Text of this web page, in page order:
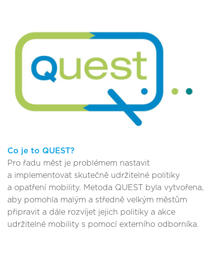
Co je to QUEST?
Pro řadu měst je problémem nastavit
a implementovat skutečně udržitelné politiky
a opatření mobility. Metoda QUEST byla vytvořena,
aby pomohla malým a středně velkým městům
připravit a dále rozvíjet jejich politiky a akce
udržitelné mobility s pomocí externího odborníka.